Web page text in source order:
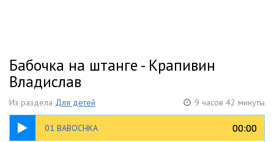
Бабочка на штанге - Крапивин
Владислав
Из раздела Для детей 9 часов 42 минуты
01 BABOCHKA 00:00
00:00
02:48